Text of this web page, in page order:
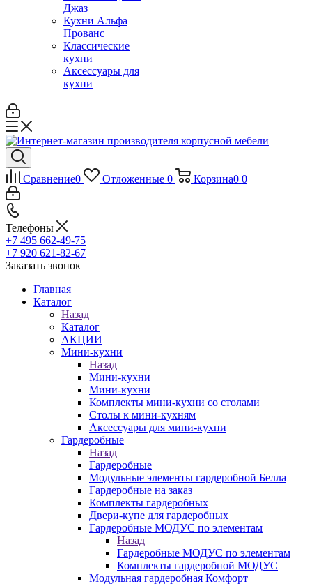
Джаз
Кухни Альфа
Прованс
Классические
кухни
Аксессуары для
кухни
Сравнение0 Отложенные 0 Корзина0 0
Телефоны
+7 495 662-49-75
+7 920 621-82-67
Заказать звонок
Главная
Каталог
Назад
Каталог
АКЦИИ
Мини-кухни
Назад
Мини-кухни
Мини-кухни
Комплекты мини-кухни со столами
Столы к мини-кухням
Аксессуары для мини-кухни
Гардеробные
Назад
Гардеробные
Модульные элементы гардеробной Белла
Гардеробные на заказ
Комплекты гардеробных
Двери-купе для гардеробных
Гардеробные МОДУС по элементам
Назад
Гардеробные МОДУС по элементам
Комплекты гардеробной МОДУС
Модульная гардеробная Комфорт